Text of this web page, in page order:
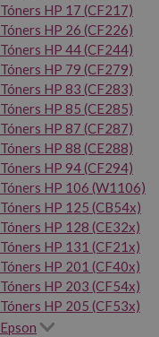
Tóners HP 17 (CF217)
Tóners HP 26 (CF226)
Tóners HP 44 (CF244)
Tóners HP 79 (CF279)
Tóners HP 83 (CF283)
Tóners HP 85 (CE285)
Tóners HP 87 (CF287)
Tóners HP 88 (CE288)
Tóners HP 94 (CF294)
Tóners HP 106 (W1106)
Tóners HP 125 (CB54x)
Tóners HP 128 (CE32x)
Tóners HP 131 (CF21x)
Tóners HP 201 (CF40x)
Tóners HP 203 (CF54x)
Tóners HP 205 (CF53x)
Epson